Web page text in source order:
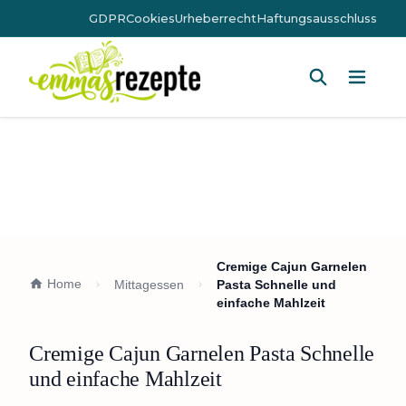
GDPRCookiesUrheberrechtHaftungsausschluss
Home Mittagessen
Cremige Cajun Garnelen
Pasta Schnelle und
einfache Mahlzeit
Cremige Cajun Garnelen Pasta Schnelle
und einfache Mahlzeit